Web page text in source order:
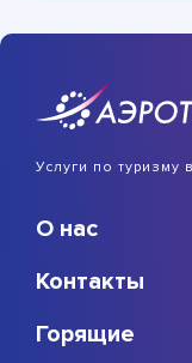
Услуги по туризму
О нас
Контакты
Горящие